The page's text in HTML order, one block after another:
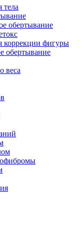
тела
обертывание
коррекции фигуры
обертывание
веса